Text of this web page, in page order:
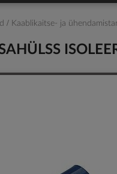
Kaablikaitse- ja